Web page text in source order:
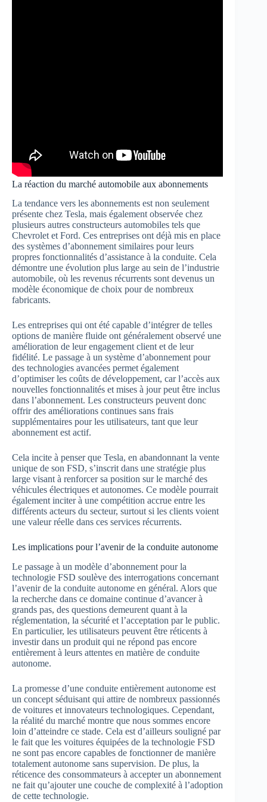
La réaction du marché automobile aux abonnements
La tendance vers les abonnements est non seulement
présente chez Tesla, mais également observée chez
plusieurs autres constructeurs automobiles tels que
Chevrolet et Ford. Ces entreprises ont déjà mis en place
des systèmes d’abonnement similaires pour leurs
propres fonctionnalités d’assistance à la conduite. Cela
démontre une évolution plus large au sein de l’industrie
automobile, où les revenus récurrents sont devenus un
modèle économique de choix pour de nombreux
fabricants.
Les entreprises qui ont été capable d’intégrer de telles
options de manière fluide ont généralement observé une
amélioration de leur engagement client et de leur
fidélité. Le passage à un système d’abonnement pour
des technologies avancées permet également
d’optimiser les coûts de développement, car l’accès aux
nouvelles fonctionnalités et mises à jour peut être inclus
dans l’abonnement. Les constructeurs peuvent donc
offrir des améliorations continues sans frais
supplémentaires pour les utilisateurs, tant que leur
abonnement est actif.
Cela incite à penser que Tesla, en abandonnant la vente
unique de son FSD, s’inscrit dans une stratégie plus
large visant à renforcer sa position sur le marché des
véhicules électriques et autonomes. Ce modèle pourrait
également inciter à une compétition accrue entre les
différents acteurs du secteur, surtout si les clients voient
une valeur réelle dans ces services récurrents.
Les implications pour l’avenir de la conduite autonome
Le passage à un modèle d’abonnement pour la
technologie FSD soulève des interrogations concernant
l’avenir de la conduite autonome en général. Alors que
la recherche dans ce domaine continue d’avancer à
grands pas, des questions demeurent quant à la
réglementation, la sécurité et l’acceptation par le public.
En particulier, les utilisateurs peuvent être réticents à
investir dans un produit qui ne répond pas encore
entièrement à leurs attentes en matière de conduite
autonome.
La promesse d’une conduite entièrement autonome est
un concept séduisant qui attire de nombreux passionnés
de voitures et innovateurs technologiques. Cependant,
la réalité du marché montre que nous sommes encore
loin d’atteindre ce stade. Cela est d’ailleurs souligné par
le fait que les voitures équipées de la technologie FSD
ne sont pas encore capables de fonctionner de manière
totalement autonome sans supervision. De plus, la
réticence des consommateurs à accepter un abonnement
ne fait qu’ajouter une couche de complexité à l’adoption
de cette technologie.